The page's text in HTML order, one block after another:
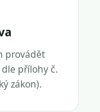
provádět
přílohy č.
zákon).